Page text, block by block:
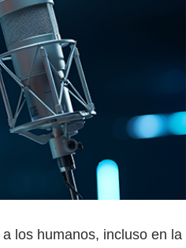
a los humanos, incluso en la